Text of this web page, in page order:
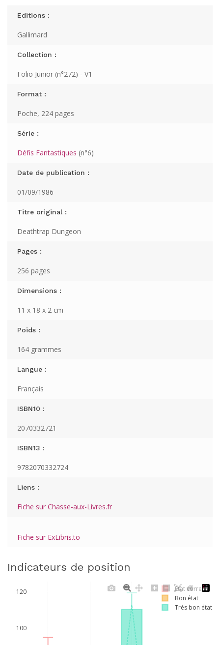
Editions :
Gallimard
Collection :
Folio Junior (n°272) - V1
Format :
Poche, 224 pages
Série :
Défis Fantastiques (n°6)
Date de publication :
01/09/1986
Titre original :
Deathtrap Dungeon
Pages :
256 pages
Dimensions :
11 x 18 x 2 cm
Poids :
164 grammes
Langue :
Français
ISBN10 :
2070332721
ISBN13 :
9782070332724
Liens :
Fiche sur Chasse-aux-Livres.fr
Fiche sur ExLibris.to
Indicateurs de position
100
120
Etat correct
Bon état
Très bon état